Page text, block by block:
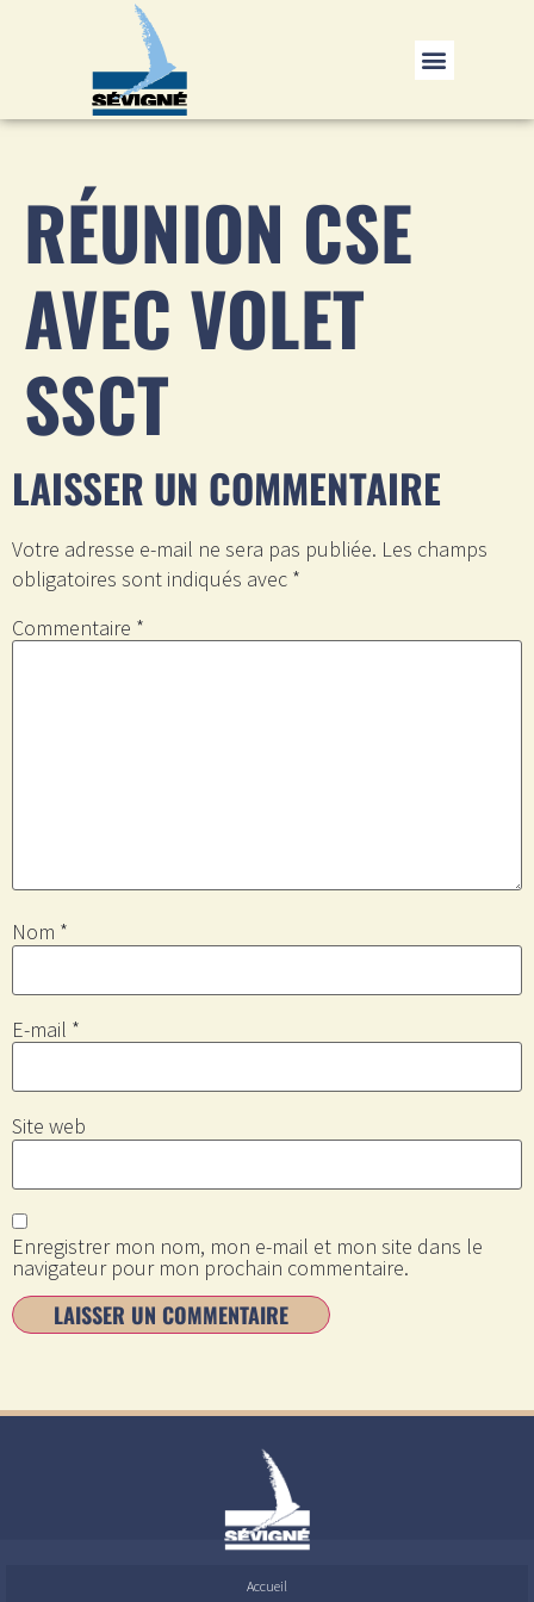
RÉUNION CSE
AVEC VOLET
SSCT
LAISSER UN COMMENTAIRE
Votre adresse e-mail ne sera pas publiée. Les champs
obligatoires sont indiqués avec *
Commentaire *
Nom *
E-mail *
Site web
Enregistrer mon nom, mon e-mail et mon site dans le
navigateur pour mon prochain commentaire.
Accueil